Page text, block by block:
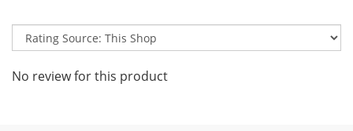
No review for this product